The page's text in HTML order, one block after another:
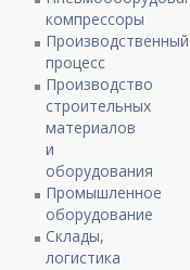
компрессоры
Производственный
процесс
Производство
строительных
материалов
и
оборудования
Промышленное
оборудование
Склады,
логистика